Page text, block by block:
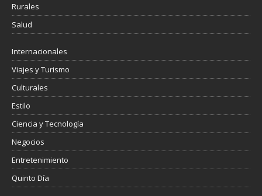
Rurales
Salud
Internacionales
Viajes y Turismo
Culturales
Estilo
Ciencia y Tecnología
Negocios
Entretenimiento
Quinto Día